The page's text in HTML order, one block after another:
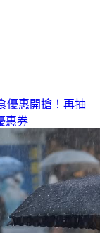
優惠開搶！再抽
惠券